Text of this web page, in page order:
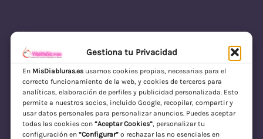
Gestiona tu Privacidad
En MisDiabluras.esusamos cookies propias, necesarias para el
correcto funcionamiento de la web, y cookies de terceros para
analíticas, elaboración de perfiles y publicidad personalizada. Esto
permite a nuestros socios, incluido Google, recopilar, compartir y
usar datos personales para personalizar anuncios. Puedes aceptar
todas las cookies con “Aceptar Cookies”, personalizar tu
configuración en “Configurar”o rechazar las no esenciales en
MisDiabluras | Sexshop Online con Envío
Discreto en España
Acceder